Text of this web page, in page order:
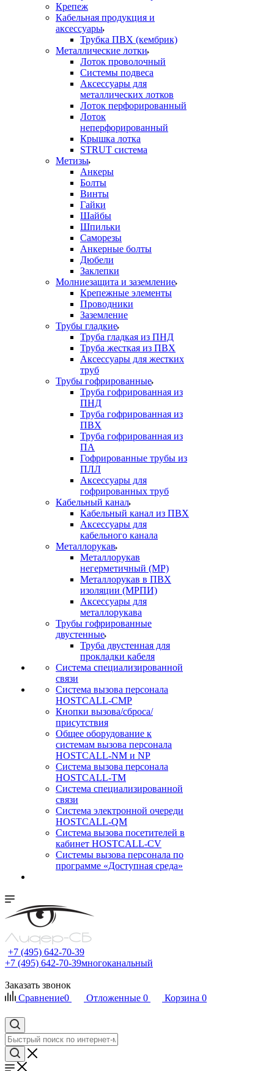
Крепеж
Кабельная продукция и
аксессуары
Трубка ПВХ (кембрик)
Металлические лотки
Лоток проволочный
Системы подвеса
Аксессуары для
металлических лотков
Лоток перфорированный
Лоток
неперфорированный
Крышка лотка
STRUT система
Метизы
Анкеры
Болты
Винты
Гайки
Шайбы
Шпильки
Саморезы
Анкерные болты
Дюбели
Заклепки
Молниезащита и заземление
Крепежные элементы
Проводники
Заземление
Трубы гладкие
Труба гладкая из ПНД
Труба жесткая из ПВХ
Аксессуары для жестких
труб
Трубы гофрированные
Труба гофрированная из
ПНД
Труба гофрированная из
ПВХ
Труба гофрированная из
ПА
Гофрированные трубы из
ПЛЛ
Аксессуары для
гофрированных труб
Кабельный канал
Кабельный канал из ПВХ
Аксессуары для
кабельного канала
Металлорукав
Металлорукав
негерметичный (МР)
Металлорукав в ПВХ
изоляции (МРПИ)
Аксессуары для
металлорукава
Трубы гофрированные
двустенные
Труба двустенная для
прокладки кабеля
Система специализированной
связи
Cистема вызова персонала
HOSTCALL-CMP
Кнопки вызова/сброса/
присутствия
Общее оборудование к
системам вызова персонала
HOSTCALL-NM и NP
Система вызова персонала
HOSTCALL-TM
Система специализированной
связи
Система электронной очереди
HOSTCALL-QM
Cистема вызова посетителей в
кабинет HOSTCALL-CV
Системы вызова персонала по
программе «Доступная среда»
+7 (495) 642-70-39
+7 (495) 642-70-39многоканальный
Заказать звонок
Сравнение0 Отложенные 0 Корзина 0